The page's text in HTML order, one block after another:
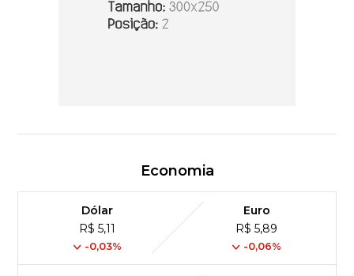
Economia
Dólar
R$ 5,11
-0,03%
Euro
R$ 5,89
-0,06%